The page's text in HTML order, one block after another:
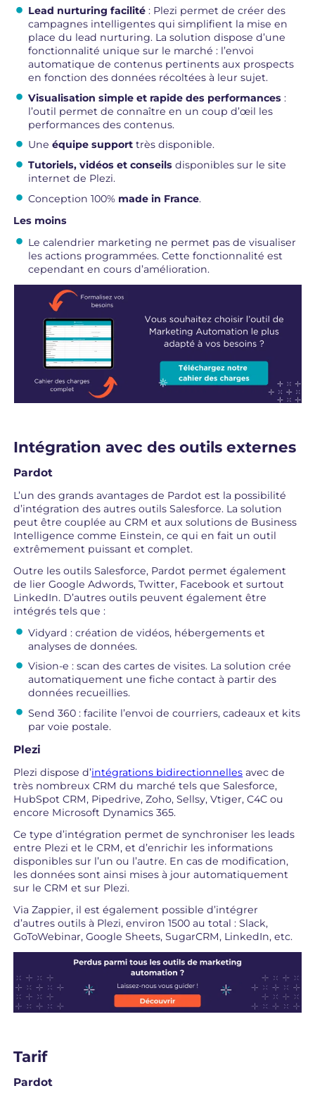
Lead nurturing facilité : Plezi permet de créer des
campagnes intelligentes qui simplifient la mise en
place du lead nurturing. La solution dispose d’une
fonctionnalité unique sur le marché : l’envoi
automatique de contenus pertinents aux prospects
en fonction des données récoltées à leur sujet.
Visualisation simple et rapide des performances:
l’outil permet de connaître en un coup d’œil les
performances des contenus.
Une équipe supporttrès disponible.
Tutoriels, vidéos et conseilsdisponibles sur le site
internet de Plezi.
Conception 100% made in France.
Les moins
Le calendrier marketing ne permet pas de visualiser
les actions programmées. Cette fonctionnalité est
cependant en cours d’amélioration.
Intégration avec des outils externes
Pardot
L’un des grands avantages de Pardot est la possibilité
d’intégration des autres outils Salesforce. La solution
peut être couplée au CRM et aux solutions de Business
Intelligence comme Einstein, ce qui en fait un outil
extrêmement puissant et complet.
Outre les outils Salesforce, Pardot permet également
de lier Google Adwords, Twitter, Facebook et surtout
LinkedIn. D’autres outils peuvent également être
intégrés tels que :
Vidyard : création de vidéos, hébergements et
analyses de données.
Vision-e : scan des cartes de visites. La solution crée
automatiquement une fiche contact à partir des
données recueillies.
Send 360 : facilite l’envoi de courriers, cadeaux et kits
par voie postale.
Plezi
Plezi dispose d’intégrations bidirectionnelles avec de
très nombreux CRM du marché tels que Salesforce,
HubSpot CRM, Pipedrive, Zoho, Sellsy, Vtiger, C4C ou
encore Microsoft Dynamics 365.
Ce type d’intégration permet de synchroniser les leads
entre Plezi et le CRM, et d’enrichir les informations
disponibles sur l’un ou l’autre. En cas de modification,
les données sont ainsi mises à jour automatiquement
sur le CRM et sur Plezi.
Via Zappier, il est également possible d’intégrer
d’autres outils à Plezi, environ 1500 au total : Slack,
GoToWebinar, Google Sheets, SugarCRM, LinkedIn, etc.
Tarif
Pardot